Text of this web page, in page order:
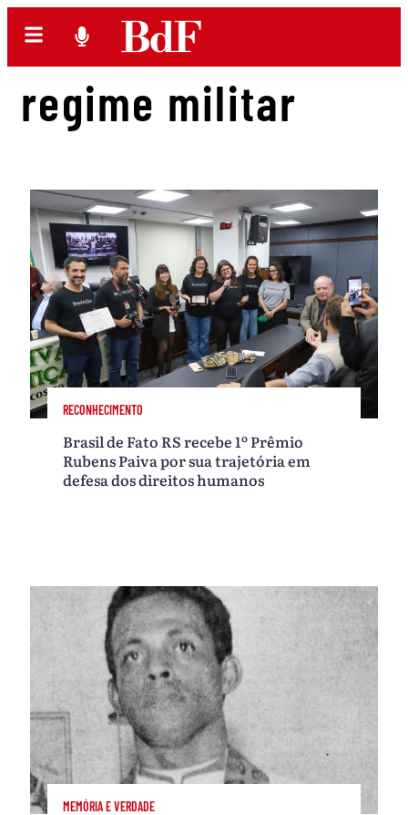
regime militar
RECONHECIMENTO
Brasil de Fato RS recebe 1º Prêmio
Rubens Paiva por sua trajetória em
defesa dos direitos humanos
MEMÓRIA E VERDADE